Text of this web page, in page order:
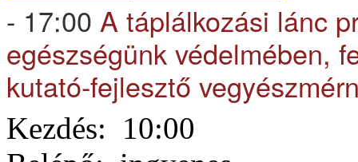
- 17:00 A táplálkozási lánc
egészségünk védelmében,
kutató-fejlesztő
Kezdés: 10:00